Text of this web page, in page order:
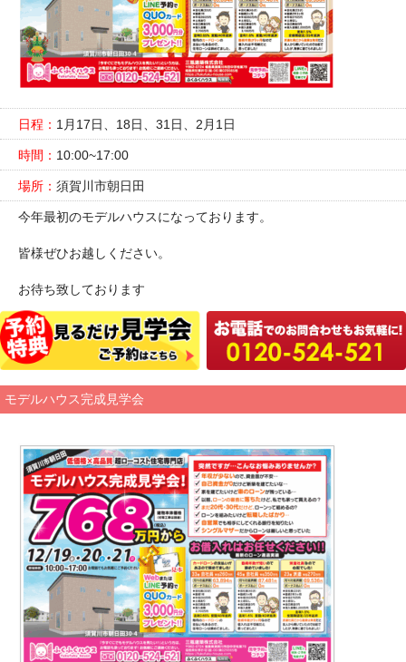
日程： 1月17日、18日、31日、2月1日
時間： 10:00~17:00
場所： 須賀川市朝日田
今年最初のモデルハウスになっております。
皆様ぜひお越しください。
お待ち致しております
モデルハウス完成見学会